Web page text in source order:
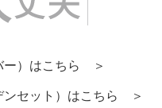
ー）はこちら ＞
ンセット）はこちら ＞